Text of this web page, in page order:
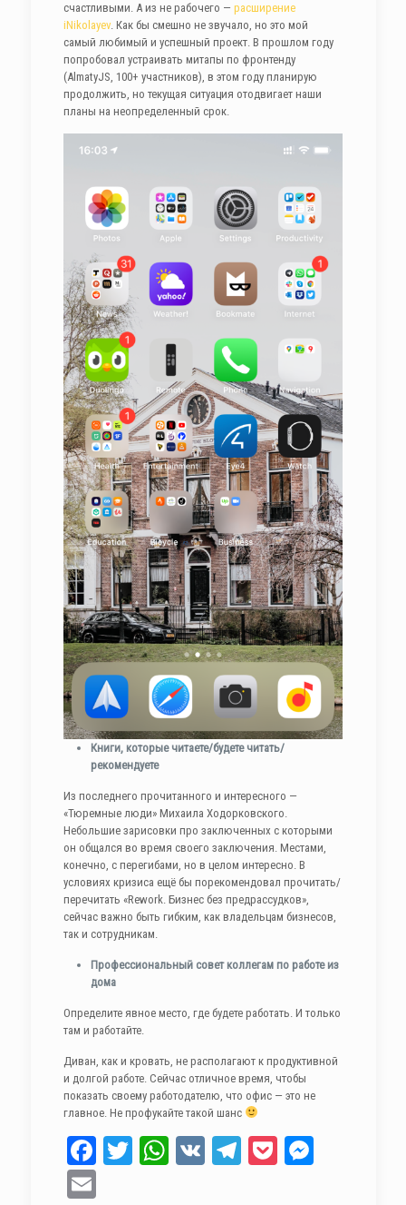
счастливыми. А из не рабочего —расширение
iNikolayev. Как бы смешно не звучало, но это мой
самый любимый и успешный проект. В прошлом году
попробовал устраивать митапы по фронтенду
(AlmatyJS, 100+ участников), в этом году планирую
продолжить, но текущая ситуация отодвигает наши
планы на неопределенный срок.
Книги, которые читаете/будете читать/
рекомендуете
Из последнего прочитанного и интересного —
«Тюремные люди» Михаила Ходорковского.
Небольшие зарисовки про заключенных с которыми
он общался во время своего заключения. Местами,
конечно, с перегибами, но в целом интересно. В
условиях кризиса ещё бы порекомендовал прочитать/
перечитать «Rework. Бизнес без предрассудков»,
сейчас важно быть гибким, как владельцам бизнесов,
так и сотрудникам.
Профессиональный совет коллегам по работе из
дома
Определите явное место, где будете работать. И только
там и работайте.
Диван, как и кровать, не располагают к продуктивной
и долгой работе. Сейчас отличное время, чтобы
показать своему работодателю, что офис — это не
главное. Не профукайте такой шанс
Facebook
TwitterWhatsApp
VK Telegram
Pocket